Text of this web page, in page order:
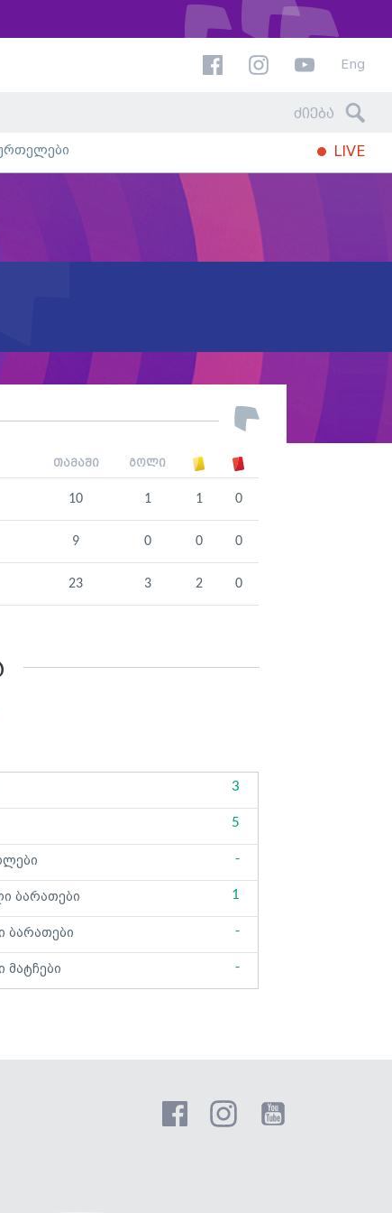
Eng
LIVE
თამაში გოლი
10 1 1 0
9 0 0 0
23 3 2 0
3
5
-
ბარათები 1
ბარათები -
მატჩები -